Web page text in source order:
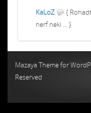
KaLoZ
{
nerf neki ... }
Mazaya Theme for
Reserved